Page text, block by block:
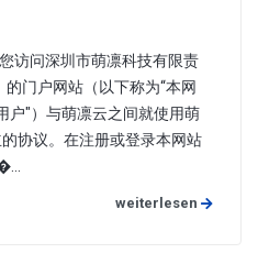
访问深圳市萌凛科技有限责
门户网站（以下称为“本网
户"）与萌凛云之间就使用萌
协议。在注册或登录本网站
weiterlesen